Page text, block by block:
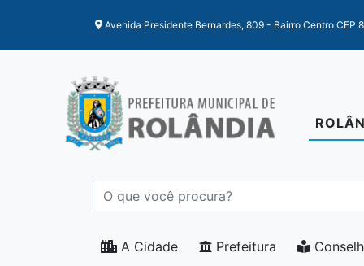
Avenida Presidente Bernardes, 809 - Bairro Centro CEP
A Cidade Prefeitura